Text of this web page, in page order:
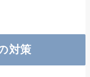
対策